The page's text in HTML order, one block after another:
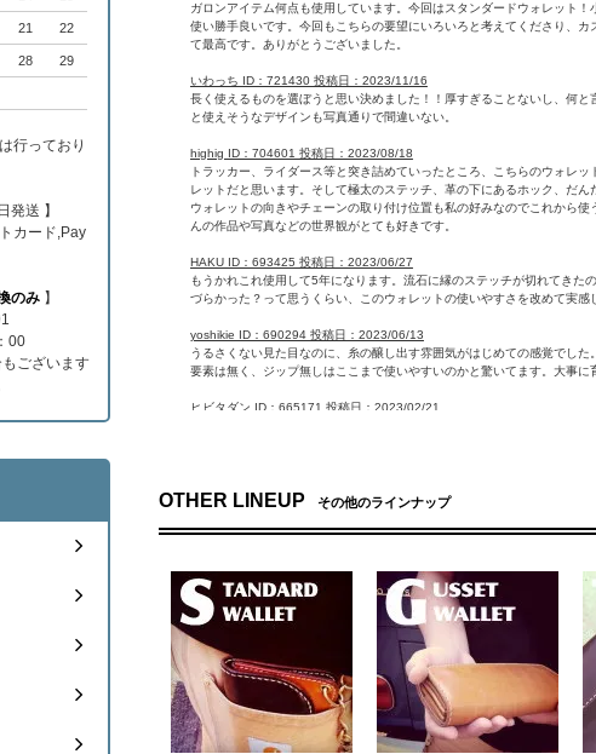
ガロンアイテム何点も使用しています。今回はスタンダードウォレット
使い勝手良いです。今回もこちらの要望にいろいろと考えてくださり、
て最高です。ありがとうございました。
いわっち ID：721430 投稿日：2023/11/16
長く使えるものを選ぼうと思い決めました！！厚すぎることないし、何
と使えそうなデザインも写真通りで間違いない。
highig ID：704601 投稿日：2023/08/18
トラッカー、ライダース等と突き詰めていったところ、こちらのウォレ
レットだと思います。そして極太のステッチ、革の下にあるホック、だ
ウォレットの向きやチェーンの取り付け位置も私の好みなのでこれから
んの作品や写真などの世界観がとても好きです。
HAKU ID：693425 投稿日：2023/06/27
もうかれこれ使用して5年になります。流石に縁のステッチが切れてき
づらかった？って思うくらい、このウォレットの使いやすさを改めて実
yoshikie ID：690294 投稿日：2023/06/13
うるさくない見た目なのに、糸の醸し出す雰囲気がはじめての感覚でし
要素は無く、ジップ無しはここまで使いやすいのかと驚いてます。大事に
ヒビタダン ID：665171 投稿日：2023/02/21
数年来の念願かなって今回手に入れることができました。期待を裏切ら
Ryu SpArrow ID：317946 投稿日：2019/04/11
予約注文して商品到着！約1ヶ月ほど寝かせておいて開運日の今日から使
ョンMAX
クリ ID：247803 投稿日：2017/12/25とても気に入りました。エイジン
ともなく大きく開いて出し入れしやすいです。
サカス ID：222927 投稿日：2017/07/20
はい。無くしました…ガロンさんの財布無くしました。３年も大事に育て
OTHER LINEUP その他のラインナップ
21 22
28 29
行っており
発送 】
カード,Pay
のみ 】
00
ございます